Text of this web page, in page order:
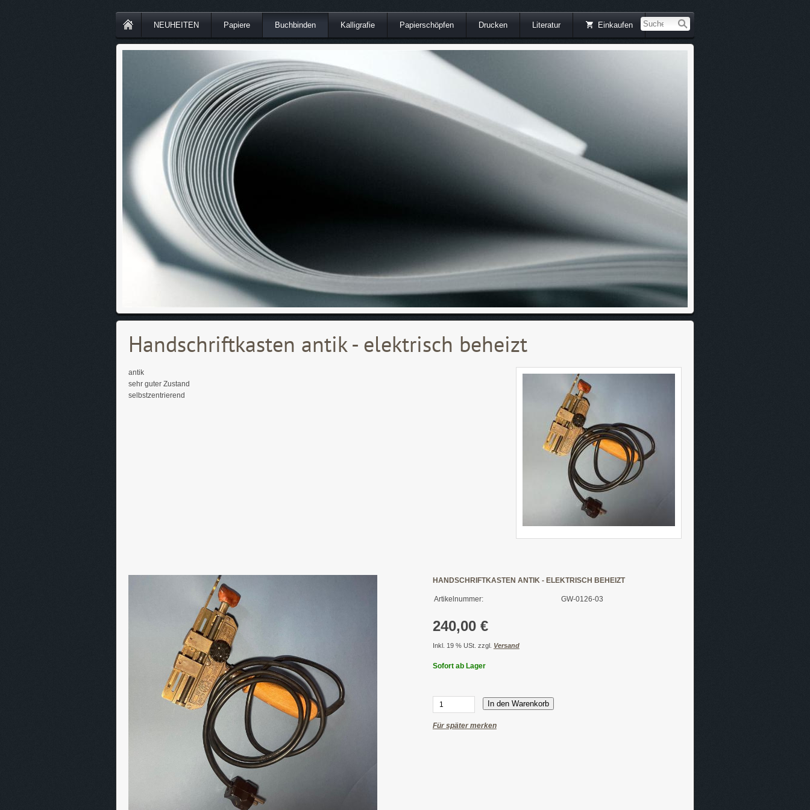
NEUHEITEN Papiere Buchbinden Kalligrafie Papierschöpfen Drucken Literatur Einkaufen
Handschriftkasten antik - elektrisch beheizt
antik
sehr guter Zustand
selbstzentrierend
HANDSCHRIFTKASTEN ANTIK - ELEKTRISCH BEHEIZT
Artikelnummer: GW-0126-03
240,00 €
Inkl. 19 % USt. zzgl. Versand
Sofort ab Lager
In den Warenkorb
Für später merken